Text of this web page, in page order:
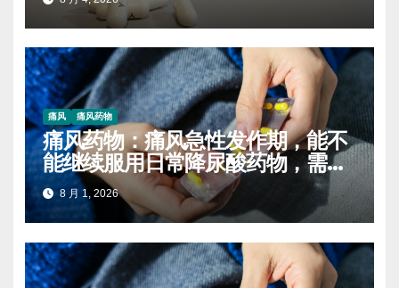
痛风 痛风药物
痛风药物：痛风急性发作期，能不
能继续服用日常降尿酸药物，需要
停药吗
8 月 1, 2026